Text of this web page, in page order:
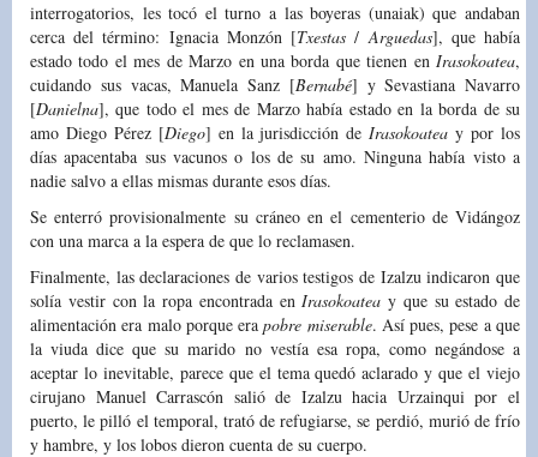
interrogatorios, les tocó el turno a las boyeras (unaiak) que andaban
cerca del término: Ignacia Monzón [Txestas /Arguedas], que había
estado todo el mes de Marzo en una borda que tienen en Irasokoatea,
cuidando sus vacas, Manuela Sanz [Bernabé] y Sevastiana Navarro
[Danielna], que todo el mes de Marzo había estado en la borda de su
amo Diego Pérez [Diego] en la jurisdicción deIrasokoatea y por los
días apacentaba sus vacunos o los de su amo. Ninguna había visto a
nadie salvo a ellas mismas durante esos días.
Se enterró provisionalmente su cráneo en el cementerio de Vidángoz
con una marca a la espera de que lo reclamasen.
Finalmente, las declaraciones de varios testigos de Izalzu indicaron que
solía vestir con la ropa encontrada enIrasokoatea y que su estado de
alimentación era malo porque erapobre miserable. Así pues, pese a que
la viuda dice que su marido no vestía esa ropa, como negándose a
aceptar lo inevitable, parece que el tema quedó aclarado y que el viejo
cirujano Manuel Carrascón salió de Izalzu hacia Urzainqui por el
puerto, le pilló el temporal, trató de refugiarse, se perdió, murió de frío
y hambre, y los lobos dieron cuenta de su cuerpo.